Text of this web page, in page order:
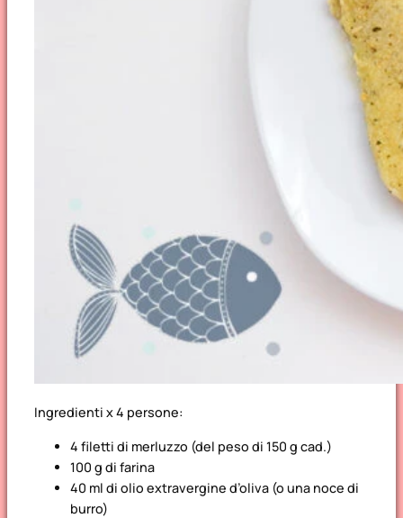
Ingredienti x 4 persone:
4 filetti di merluzzo (del peso di 150 g cad.)
100 g di farina
40 ml di olio extravergine d’oliva (o una noce di
burro)